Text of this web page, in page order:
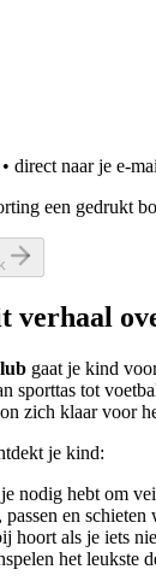
• direct naar je e-
een gedrukt
verhaal
gaat je kind
sporttas tot
zich klaar voor
je kind:
nodig hebt om
en schieten
hoort als je iets
het leukste